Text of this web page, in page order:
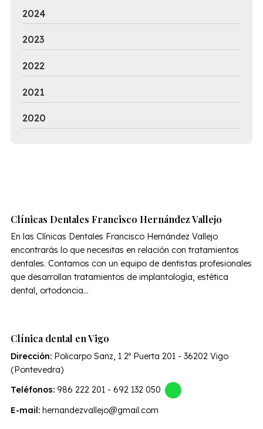
2024
2023
2022
2021
2020
Clínicas Dentales Francisco Hernández Vallejo
En las Clínicas Dentales Francisco Hernández Vallejo
encontrarás lo que necesitas en relación con tratamientos
dentales. Contamos con un equipo de dentistas profesionales
que desarrollan tratamientos de implantología, estética
dental, ortodoncia...
Clínica dental en Vigo
Dirección: Policarpo Sanz, 1 2º Puerta 201 - 36202 Vigo
(Pontevedra)
Teléfonos: 986 222 201- 692 132 050
E-mail: hernandezvallejo@gmail.com